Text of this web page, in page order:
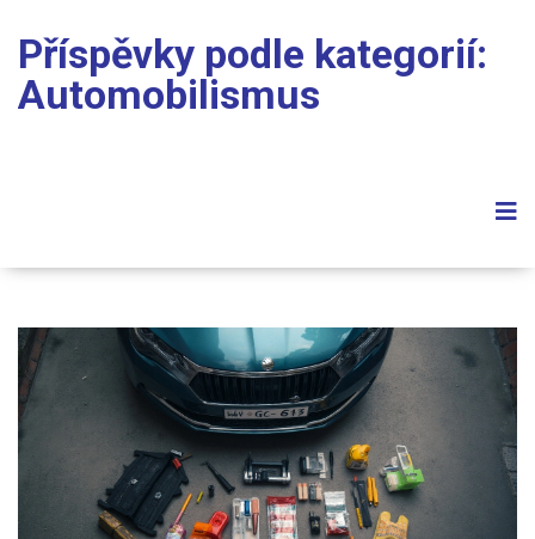
Příspěvky podle kategorií:
Automobilismus